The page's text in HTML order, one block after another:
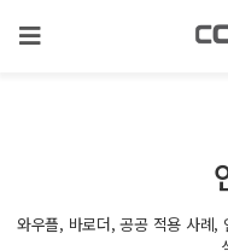
와우플, 바로더, 공공 적용 사례,